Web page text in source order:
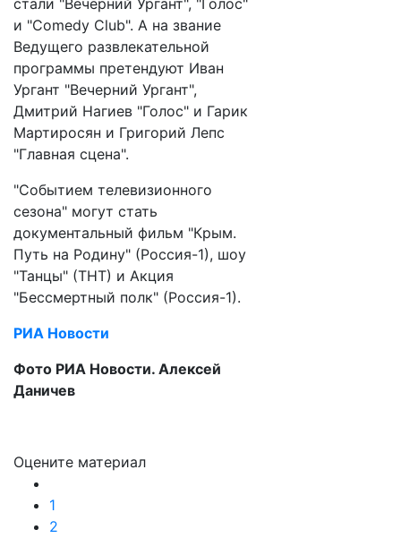
стали "Вечерний Ургант", "Голос"
и "Comedy Club". А на звание
Ведущего развлекательной
программы претендуют Иван
Ургант "Вечерний Ургант",
Дмитрий Нагиев "Голос" и Гарик
Мартиросян и Григорий Лепс
"Главная сцена".
"Событием телевизионного
сезона" могут стать
документальный фильм "Крым.
Путь на Родину" (Россия-1), шоу
"Танцы" (ТНТ) и Акция
"Бессмертный полк" (Россия-1).
РИА Новости
Фото РИА Новости. Алексей
Даничев
Оцените материал
1
2